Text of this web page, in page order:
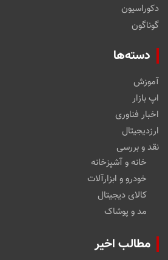
دکوراسیون
گوناگون
دسته‌ها
آموزش
اپ بازار
اخبار فناوری
ارزدیجیتال
نقد و بررسی
خانه و آشپزخانه
خودرو و ابزارآلات
کالای دیجیتال
مد و پوشاک
مطالب اخیر